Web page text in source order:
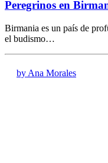
Peregrinos en
Birmania es un país de
el budismo…
by Ana Morales